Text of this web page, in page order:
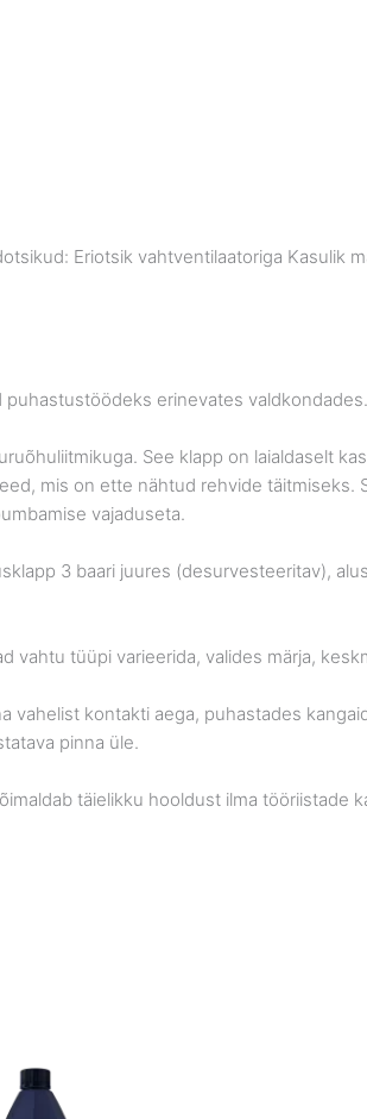
Eriotsik vahtventilaatoriga Kasulik
puhastustöödeks erinevates valdkondades.
See klapp on laialdaselt
mis on ette nähtud rehvide täitmiseks.
vajaduseta.
3 baari juures (desurvesteeritav),
vahtu tüüpi varieerida, valides märja,
vahelist kontakti aega, puhastades
pinna üle.
täielikku hooldust ilma tööriistade
€22.90
through
€53.90